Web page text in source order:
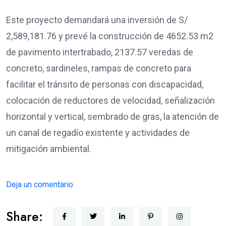
Este proyecto demandará una inversión de S/
2,589,181.76 y prevé la construcción de 4652.53 m2
de pavimento intertrabado, 2137.57 veredas de
concreto, sardineles, rampas de concreto para
facilitar el tránsito de personas con discapacidad,
colocación de reductores de velocidad, señalización
horizontal y vertical, sembrado de gras, la atención de
un canal de regadío existente y actividades de
mitigación ambiental.
Deja un comentario
Share: